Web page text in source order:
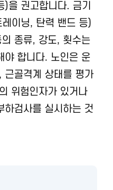
을 권고합니다. 금기
이닝, 탄력 밴드 등)
종류, 강도, 횟수는
야 합니다. 노인은 운
근골격계 상태를 평가
위험인자가 있거나
하검사를 실시하는 것